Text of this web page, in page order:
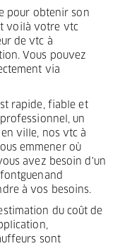
pour obtenir son
voilà votre vtc
de vtc à
Vous pouvez
via
rapide, fiable et
un
ville, nos vtc à
emmener où
avez besoin d'un
à vos besoins.
du coût de
sont